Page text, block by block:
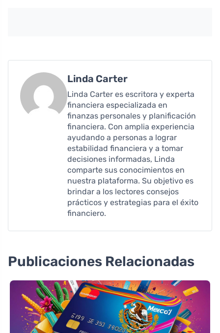
Linda Carter
Linda Carter es escritora y experta
financiera especializada en
finanzas personales y planificación
financiera. Con amplia experiencia
ayudando a personas a lograr
estabilidad financiera y a tomar
decisiones informadas, Linda
comparte sus conocimientos en
nuestra plataforma. Su objetivo es
brindar a los lectores consejos
prácticos y estrategias para el éxito
financiero.
Publicaciones Relacionadas